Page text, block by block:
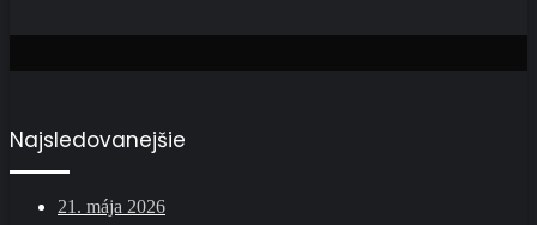
Najsledovanejšie
21. mája 2026